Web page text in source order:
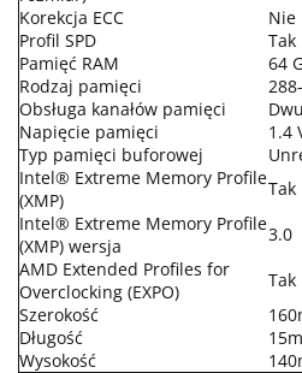
Korekcja ECC
Nie
Profil SPD
Tak
Pamięć RAM
64
Rodzaj pamięci
Obsługa kanałów pamięci
Napięcie pamięci
1.4
Typ pamięci buforowej
Intel® Extreme Memory Profile
(XMP)
Tak
Intel® Extreme Memory Profile
(XMP) wersja
3.0
AMD Extended Profiles for
Overclocking (EXPO)
Tak
Szerokość
Długość
Wysokość